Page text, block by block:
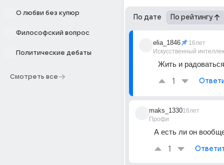
О любви без купюр
Философский вопрос
Политические дебаты
Смотреть все
По дате По рейтингу
elia_1846
Искусственный
16лет
Жить и
1
maks_1330
Профи
16лет
А есть ли он
1